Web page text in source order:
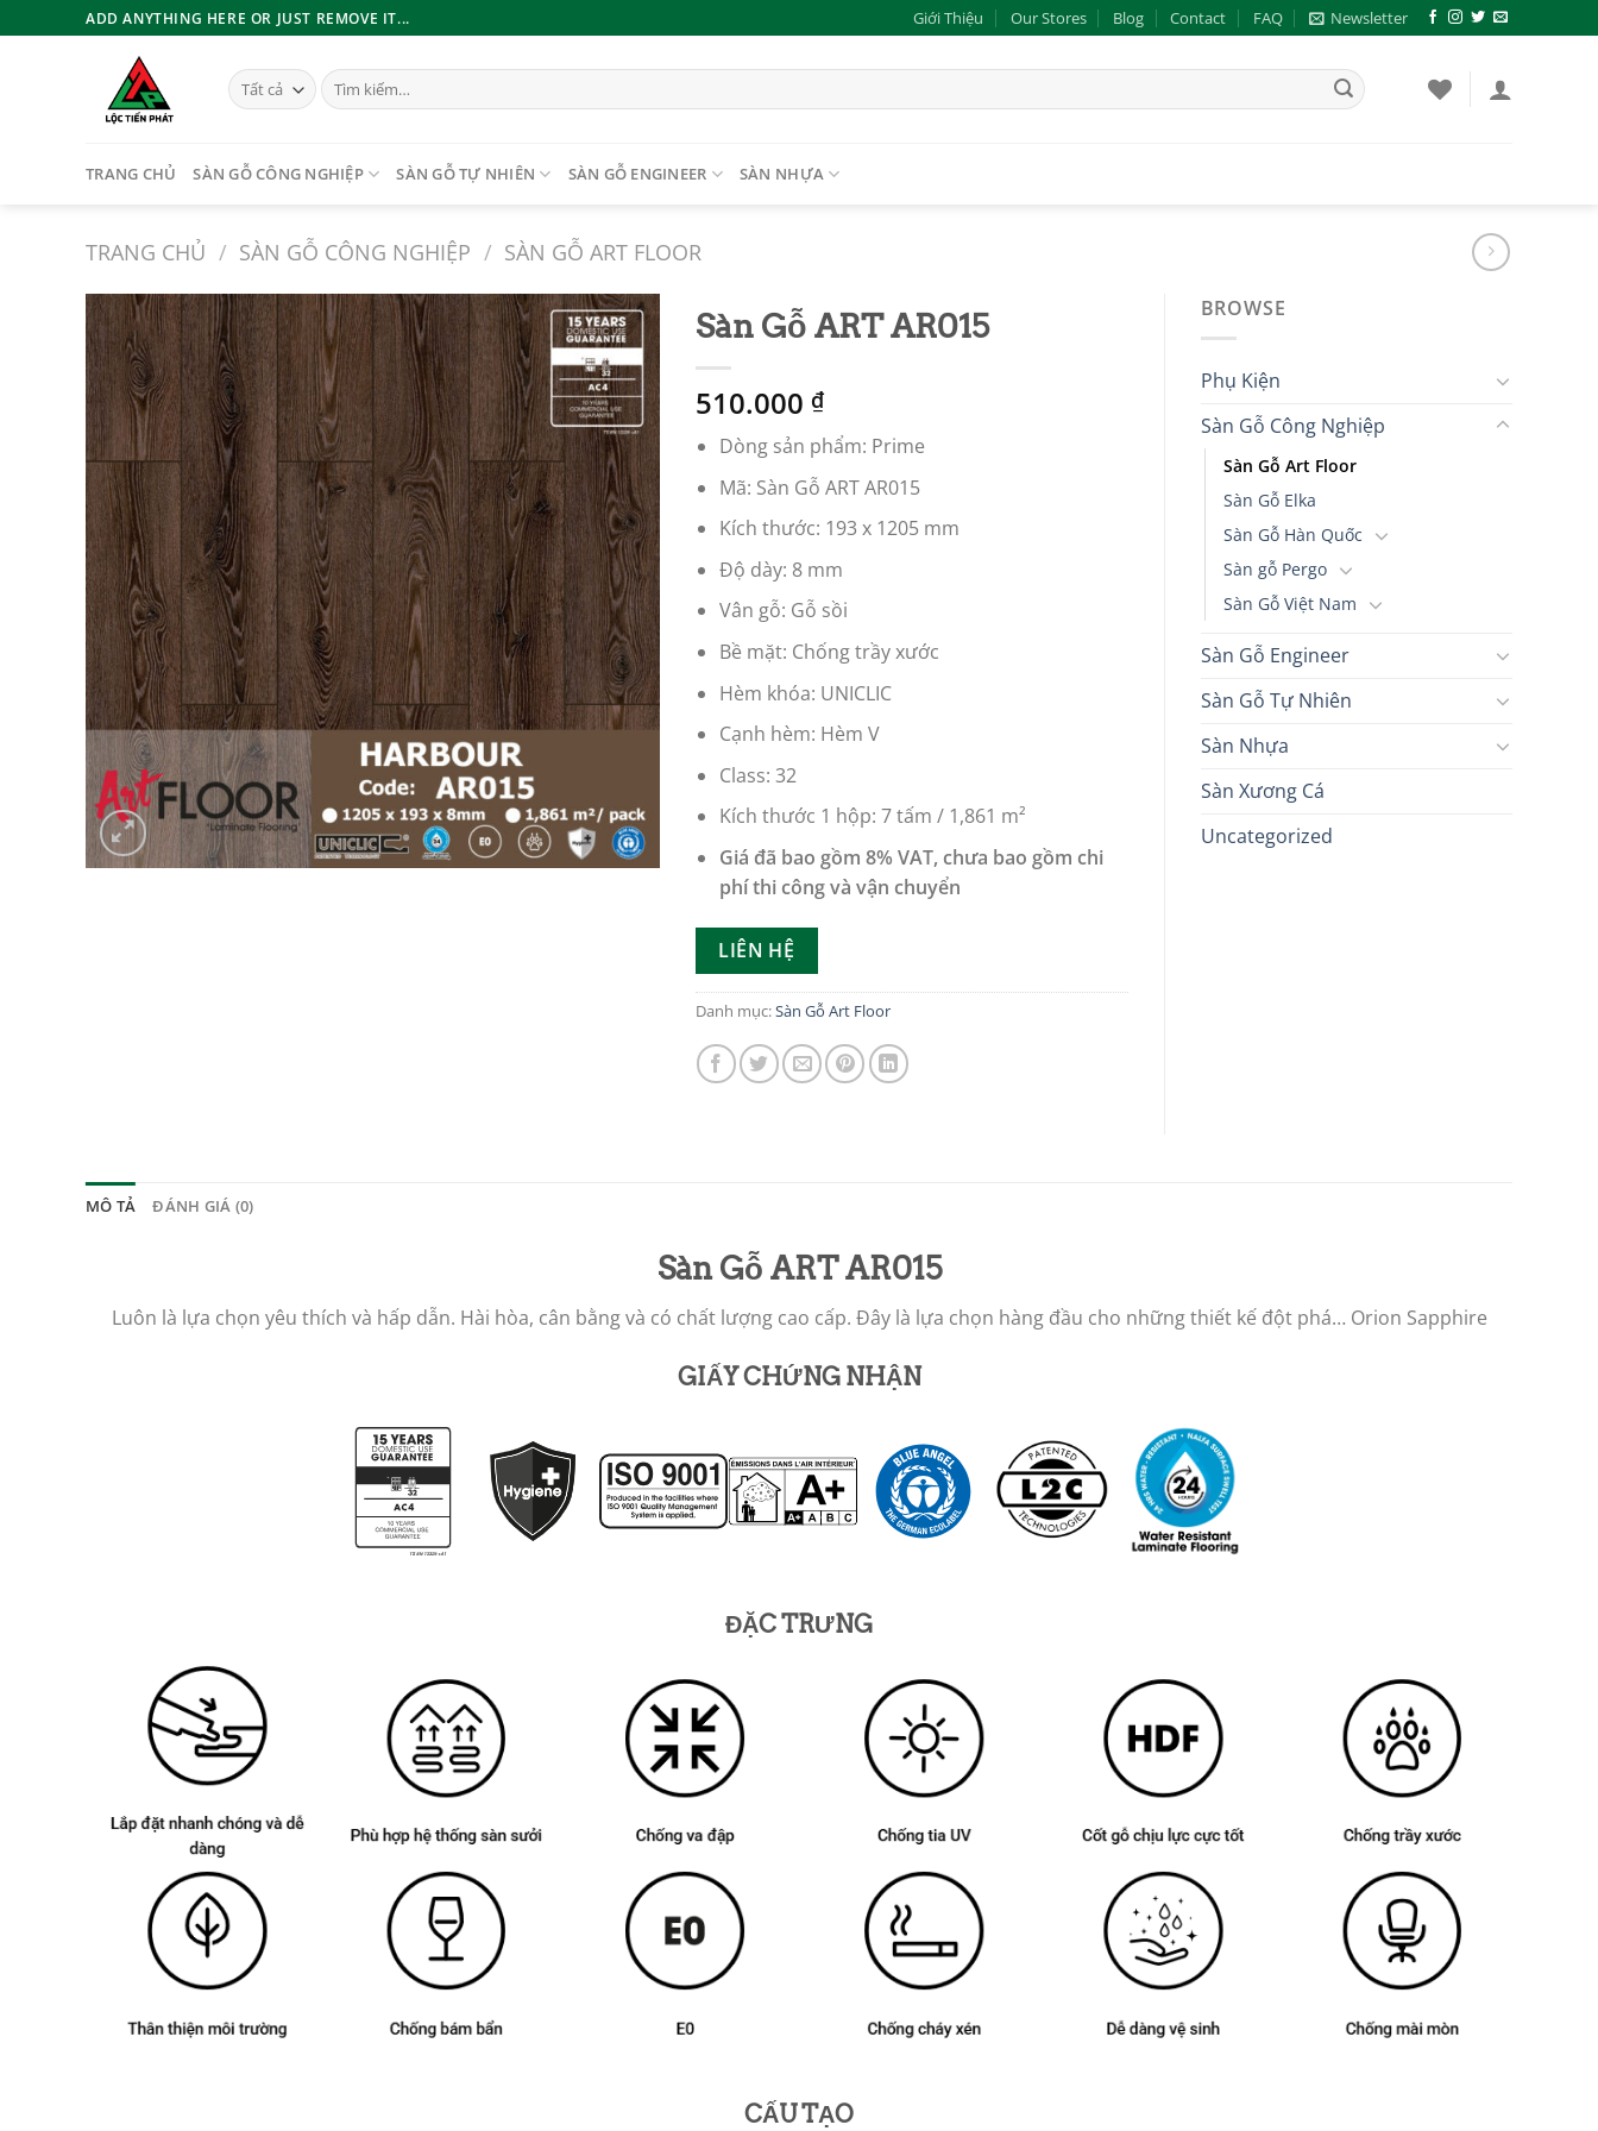
qua
ADD ANYTHING HERE OR JUST REMOVE IT... Giới Thiệu Our Stores Blog Contact FAQ Newsletter
Tìm
kiếm:
TRANG CHỦ SÀN GỖ CÔNG NGHIỆP SÀN GỖ TỰ NHIÊN SÀN GỖ ENGINEER SÀN NHỰA
TRANG CHỦ / SÀN GỖ CÔNG NGHIỆP / SÀN GỖ ART FLOOR
Add to
wishlist
Sàn Gỗ ART AR015
510.000 ₫
Dòng sản phẩm: Prime
Mã: Sàn Gỗ ART AR015
Kích thước: 193 x 1205 mm
Độ dày: 8 mm
Vân gỗ: Gỗ sồi
Bề mặt: Chống trầy xước
Hèm khóa: UNICLIC
Cạnh hèm: Hèm V
Class:32
Kích thước 1 hộp: 7 tấm / 1,861 m²
Giá đã bao gồm 8% VAT, chưa bao gồm chi
phí thi công và vận chuyển
LIÊN HỆ
Danh mục:Sàn Gỗ Art Floor
BROWSE
Phụ Kiện
Sàn Gỗ Công Nghiệp
Sàn Gỗ Art Floor
Sàn Gỗ Elka
Sàn Gỗ Hàn Quốc
Sàn gỗ Pergo
Sàn Gỗ Việt Nam
Sàn Gỗ Engineer
Sàn Gỗ Tự Nhiên
Sàn Nhựa
Sàn Xương Cá
Uncategorized
MÔ TẢ ĐÁNH GIÁ (0)
Sàn Gỗ ART AR015
Luôn là lựa chọn yêu thích và hấp dẫn. Hài hòa, cân bằng và có chất lượng cao cấp. Đây là lựa chọn hàng đầu cho những thiết kế đột phá… Orion Sapphire
GIẤY CHỨNG NHẬN
ĐẶC TRƯNG
CẤU TẠO